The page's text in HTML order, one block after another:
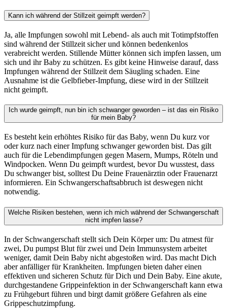
Kann ich während der Stillzeit geimpft werden?
Ja, alle Impfungen sowohl mit Lebend- als auch mit Totimpfstoffen
sind während der Stillzeit sicher und können bedenkenlos
verabreicht werden. Stillende Mütter können sich impfen lassen, um
sich und ihr Baby zu schützen. Es gibt keine Hinweise darauf, dass
Impfungen während der Stillzeit dem Säugling schaden. Eine
Ausnahme ist die Gelbfieber-Impfung, diese wird in der Stillzeit
nicht geimpft.
Ich wurde geimpft, nun bin ich schwanger geworden – ist das ein Risiko
für mein Baby?
Es besteht kein erhöhtes Risiko für das Baby, wenn Du kurz vor
oder kurz nach einer Impfung schwanger geworden bist. Das gilt
auch für die Lebendimpfungen gegen Masern, Mumps, Röteln und
Windpocken. Wenn Du geimpft wurdest, bevor Du wusstest, dass
Du schwanger bist, solltest Du Deine Frauenärztin oder Frauenarzt
informieren. Ein Schwangerschaftsabbruch ist deswegen nicht
notwendig.
Welche Risiken bestehen, wenn ich mich während der Schwangerschaft
nicht impfen lasse?
In der Schwangerschaft stellt sich Dein Körper um: Du atmest für
zwei, Du pumpst Blut für zwei und Dein Immunsystem arbeitet
weniger, damit Dein Baby nicht abgestoßen wird. Das macht Dich
aber anfälliger für Krankheiten. Impfungen bieten daher einen
effektiven und sicheren Schutz für Dich und Dein Baby. Eine akute,
durchgestandene Grippeinfektion in der Schwangerschaft kann etwa
zu Frühgeburt führen und birgt damit größere Gefahren als eine
Grippeschutzimpfung.